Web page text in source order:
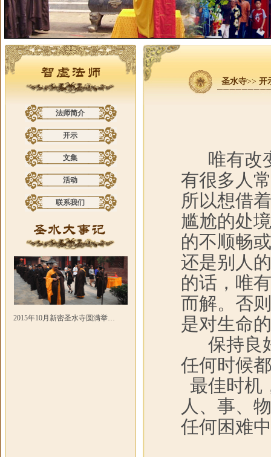
圣水寺>> 开
法师简介
开示
文集
活动
联系我们
2015年10月新密圣水寺圆满举…
唯有改
有很多人
所以想借
尴尬的处
的不顺畅
还是别人
的话，唯
而解。否
是对生命
保持良
任何时候
最佳时机
人、事、
任何困难